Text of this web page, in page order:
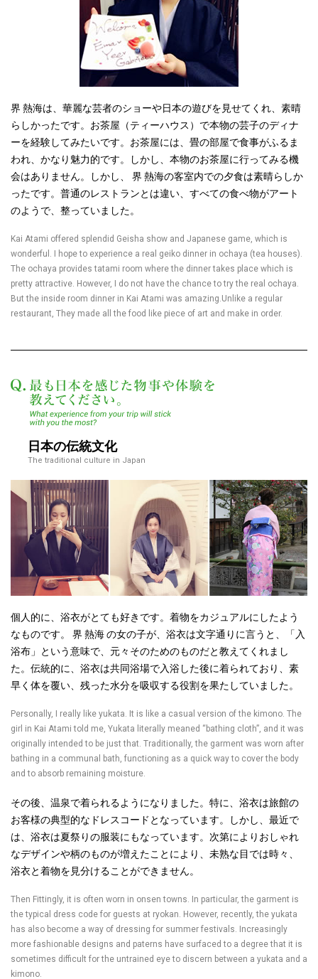
界 熱海は、華麗な芸者のショーや日本の遊びを見せてくれ、素晴
らしかったです。お茶屋（ティーハウス）で本物の芸子のディナ
ーを経験してみたいです。お茶屋には、畳の部屋で食事がふるま
われ、かなり魅力的です。しかし、本物のお茶屋に行ってみる機
会はありません。しかし、
界 熱海の客室内での夕食は素晴らしか
ったです。普通のレストランとは違い、すべての食べ物がアート
のようで、整っていました。
Kai Atami offered splendid Geisha show and Japanese game, which is
wonderful. I hope to experience a real geiko dinner in ochaya (tea houses).
The ochaya provides tatami room where the dinner takes place which is
pretty attractive. However, I do not have the chance to try the real ochaya.
But the inside room dinner in Kai Atami was amazing.Unlike a regular
restaurant, They made all the food like piece of art and make in order.
日本の伝統文化
The traditional culture in Japan
個人的に、浴衣がとても好きです。着物をカジュアルにしたよう
なものです。
界 熱海の女の子が、浴衣は文字通りに言うと、「入
浴布」という意味で、元々そのためのものだと教えてくれまし
た。伝統的に、浴衣は共同浴場で入浴した後に着られており、素
早く体を覆い、残った水分を吸収する役割を果たしていました。
Personally, I really like yukata. It is like a casual version of the kimono. The
girl in Kai Atami told me, Yukata literally meaned “bathing cloth”, and it was
originally intended to be just that. Traditionally, the garment was worn after
bathing in a communal bath, functioning as a quick way to cover the body
and to absorb remaining moisture.
その後、温泉で着られるようになりました。特に、浴衣は旅館の
お客様の典型的なドレスコードとなっています。しかし、最近で
は、浴衣は夏祭りの服装にもなっています。次第によりおしゃれ
なデザインや柄のものが増えたことにより、未熟な目では時々、
浴衣と着物を見分けることができません。
Then Fittingly, it is often worn in onsen towns. In particular, the garment is
the typical dress code for guests at ryokan. However, recently, the yukata
has also become a way of dressing for summer festivals. Increasingly
more fashionable designs and paterns have surfaced to a degree that it is
sometimes difficult for the untrained eye to discern between a yukata and a
kimono.